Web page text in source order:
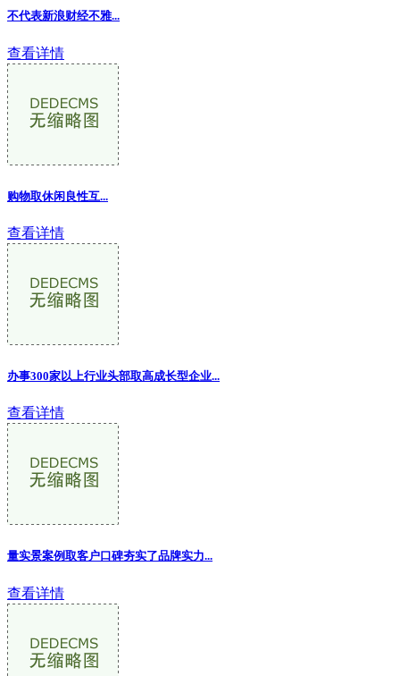
不代表新浪财经不雅...
查看详情
购物取休闲良性互...
查看详情
办事300家以上行业头部取高成长型企业...
查看详情
量实景案例取客户口碑夯实了品牌实力...
查看详情